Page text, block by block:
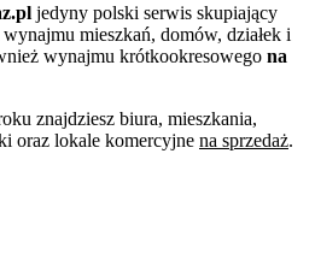
jedyny polski serwis skupiający
mieszkań, domów, działek i
wynajmu krótkookresowego na
znajdziesz biura, mieszkania,
oraz lokale komercyjne na sprzedaż.